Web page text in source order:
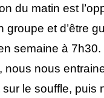
du matin est
groupe et d’être
semaine à
nous nous
sur le souffle, puis